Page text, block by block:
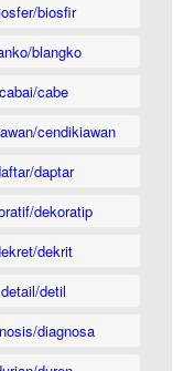
biosfir
blangko
cabai/cabe
cendikiawan
daptar
dekoratip
dekrit
detail/detil
diagnosa